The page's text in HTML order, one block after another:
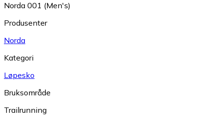
Norda 001 (Men's)
Produsenter
Norda
Kategori
Løpesko
Bruksområde
Trailrunning